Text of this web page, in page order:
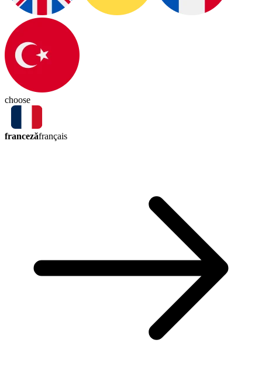
choose
francezăfrançais